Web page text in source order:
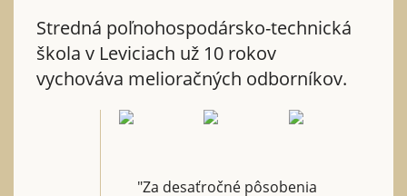
Stredná poľnohospodársko-technická
škola v Leviciach už 10 rokov
vychováva melioračných odborníkov.
"Za desaťročné pôsobenia